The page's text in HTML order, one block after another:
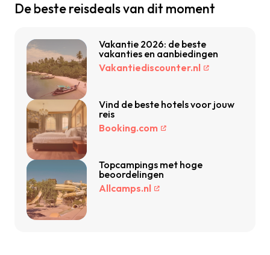
De beste reisdeals van dit moment
Vakantie 2026: de beste
vakanties en aanbiedingen
Vakantiediscounter.nl
Vind de beste hotels voor jouw
reis
Booking.com
Topcampings met hoge
beoordelingen
Allcamps.nl